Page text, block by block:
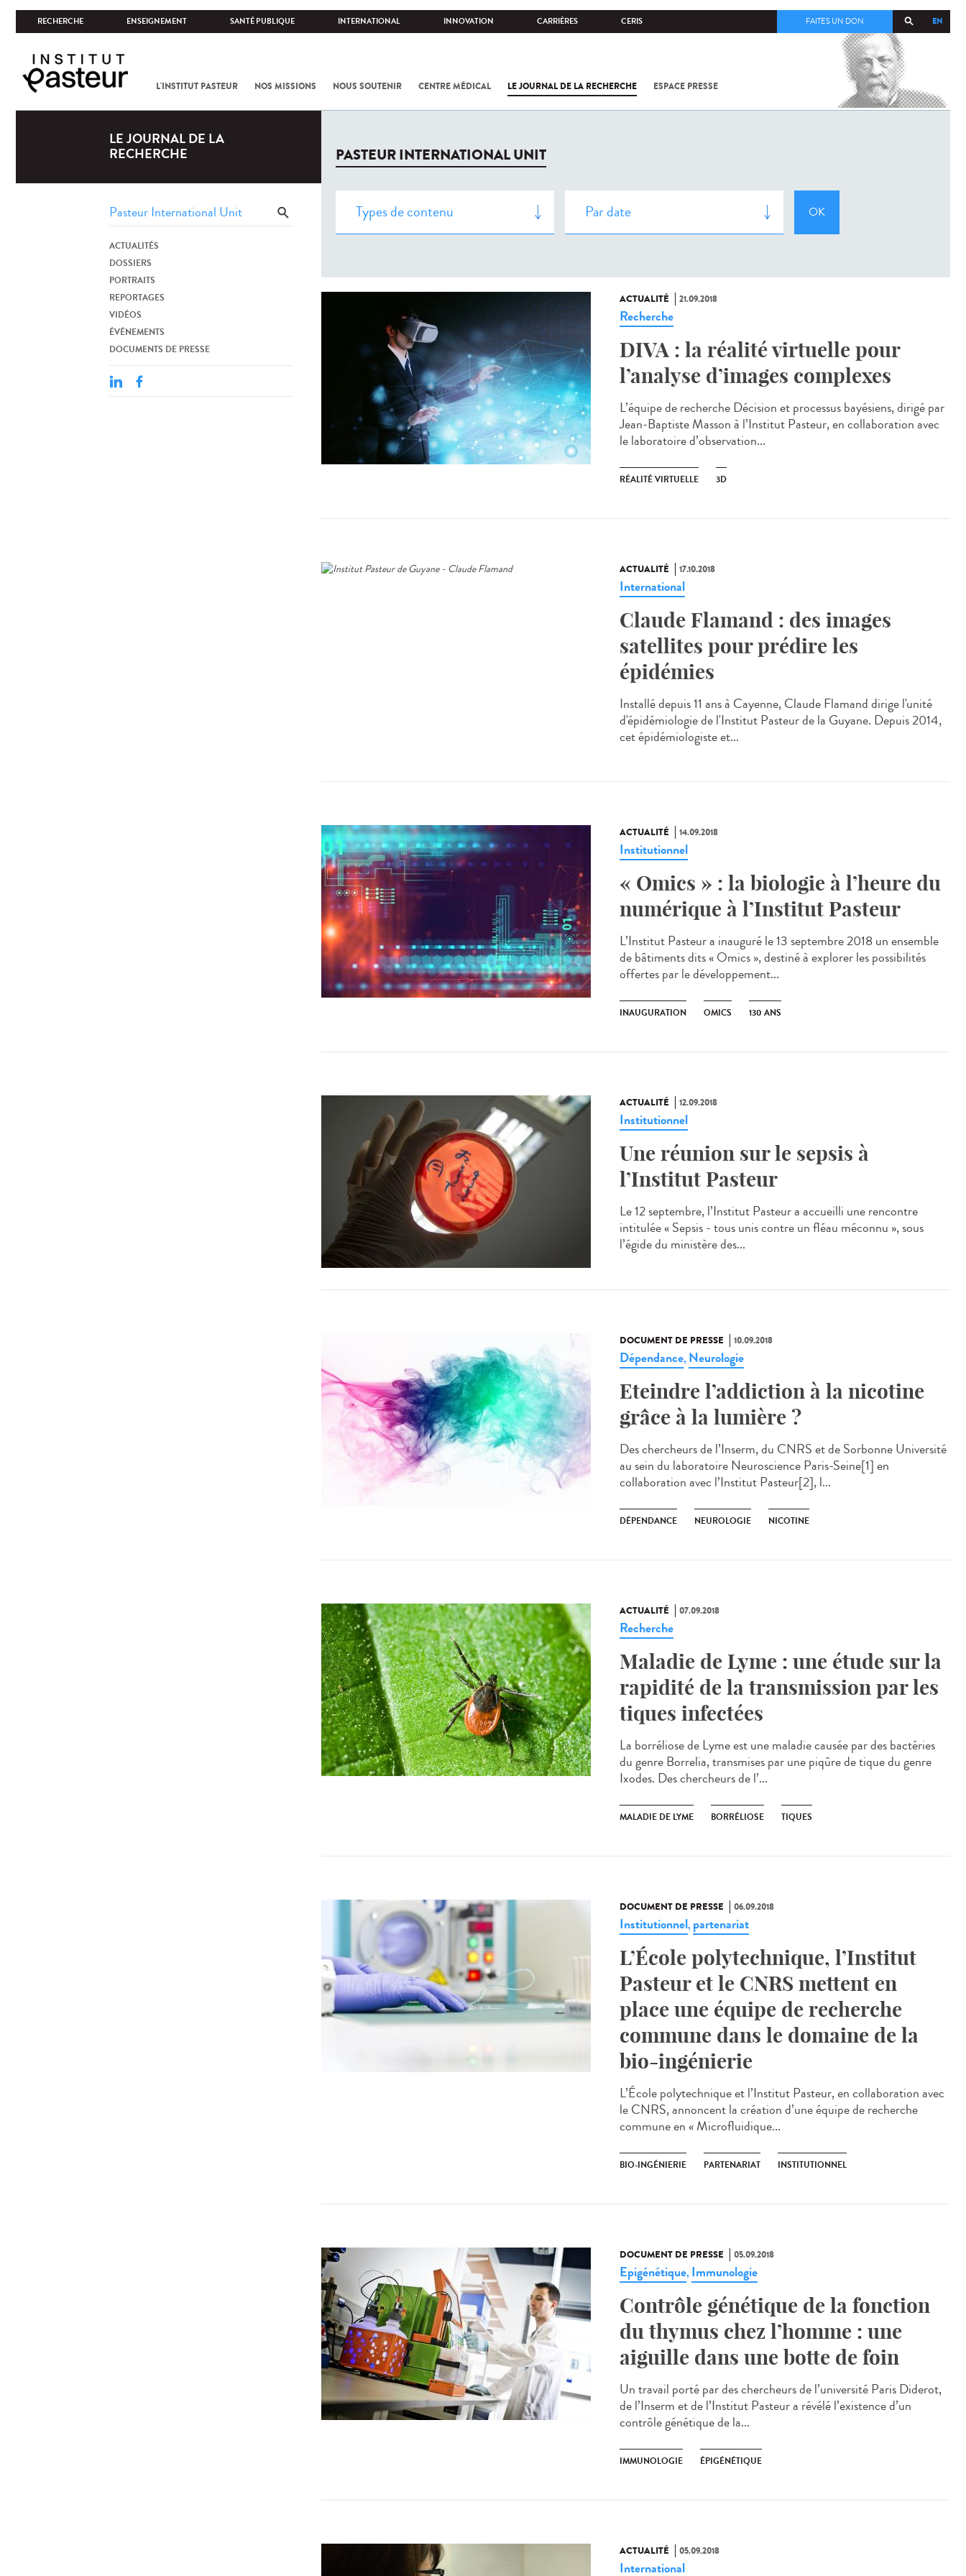
RECHERCHE ENSEIGNEMENT SANTÉ PUBLIQUE INTERNATIONAL INNOVATION CARRIÈRES CERIS EN
FAITES UN DON
L'INSTITUT PASTEUR NOS MISSIONS NOUS SOUTENIR CENTRE MÉDICAL LE JOURNAL DE LA RECHERCHE ESPACE PRESSE
COV-2 /
LE JOURNAL DE LA
RECHERCHE
ACTUALITÉS
DOSSIERS
PORTRAITS
REPORTAGES
VIDÉOS
ÉVÉNEMENTS
DOCUMENTS DE PRESSE
PASTEUR INTERNATIONAL UNIT
ACTUALITÉ 21.09.2018
Recherche
DIVA : la réalité virtuelle pour
l’analyse d’images complexes
L’équipe de recherche Décision et processus bayésiens, dirigé par
Jean-Baptiste Masson à l’Institut Pasteur, en collaboration avec
le laboratoire d’observation...
RÉALITÉ VIRTUELLE 3D
ACTUALITÉ 17.10.2018
International
Claude Flamand : des images
satellites pour prédire les
épidémies
Installé depuis 11 ans à Cayenne, Claude Flamand dirige l'unité
d'épidémiologie de l'Institut Pasteur de la Guyane. Depuis 2014,
cet épidémiologiste et...
ACTUALITÉ 14.09.2018
Institutionnel
« Omics » : la biologie à l’heure du
numérique à l’Institut Pasteur
L’Institut Pasteur a inauguré le 13 septembre 2018 un ensemble
de bâtiments dits « Omics », destiné à explorer les possibilités
offertes par le développement...
INAUGURATION OMICS 130 ANS
ACTUALITÉ 12.09.2018
Institutionnel
Une réunion sur le sepsis à
l’Institut Pasteur
Le 12 septembre, l’Institut Pasteur a accueilli une rencontre
intitulée « Sepsis - tous unis contre un fléau méconnu », sous
l’égide du ministère des...
DOCUMENT DE PRESSE 10.09.2018
Dépendance, Neurologie
Eteindre l’addiction à la nicotine
grâce à la lumière ?
Des chercheurs de l’Inserm, du CNRS et de Sorbonne Université
au sein du laboratoire Neuroscience Paris-Seine[1] en
collaboration avec l’Institut Pasteur[2], l...
DÉPENDANCE NEUROLOGIE NICOTINE
ACTUALITÉ 07.09.2018
Recherche
Maladie de Lyme : une étude sur la
rapidité de la transmission par les
tiques infectées
La borréliose de Lyme est une maladie causée par des bactéries
du genre Borrelia, transmises par une piqûre de tique du genre
Ixodes. Des chercheurs de l’...
MALADIE DE LYME BORRÉLIOSE TIQUES
DOCUMENT DE PRESSE 06.09.2018
Institutionnel, partenariat
L’École polytechnique, l’Institut
Pasteur et le CNRS mettent en
place une équipe de recherche
commune dans le domaine de la
bio-ingénierie
L’École polytechnique et l’Institut Pasteur, en collaboration avec
le CNRS, annoncent la création d’une équipe de recherche
commune en « Microfluidique...
BIO-INGÉNIERIE PARTENARIAT INSTITUTIONNEL
DOCUMENT DE PRESSE 05.09.2018
Epigénétique, Immunologie
Contrôle génétique de la fonction
du thymus chez l’homme : une
aiguille dans une botte de foin
Un travail porté par des chercheurs de l’université Paris Diderot,
de l’Inserm et de l’Institut Pasteur a révélé l’existence d’un
contrôle génétique de la...
IMMUNOLOGIE ÉPIGÉNÉTIQUE
ACTUALITÉ 05.09.2018
International